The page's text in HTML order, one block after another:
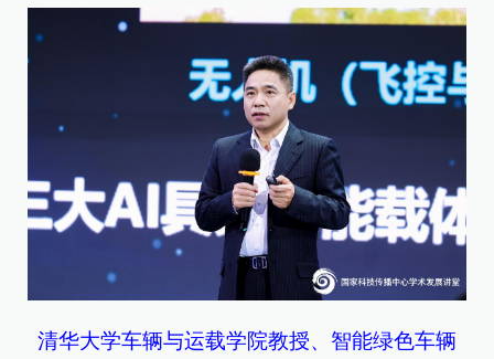
清华大学车辆与运载学院教授、智能绿色车辆